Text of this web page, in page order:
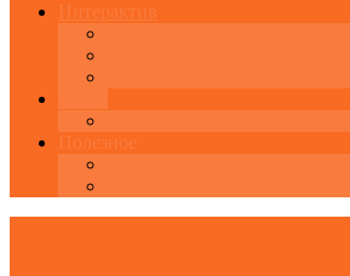
Интерактив
Полезное